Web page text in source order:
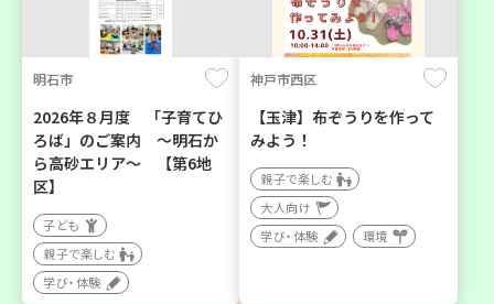
明石市
2026年８月度 「子育てひ
ろば」のご案内 ～明石か
ら高砂エリア～ 【第6地
区】
子ども
親子で楽しむ
学び・体験
神戸市西区
【玉津】布ぞうりを作って
みよう！
親子で楽しむ
大人向け
学び・体験
環境